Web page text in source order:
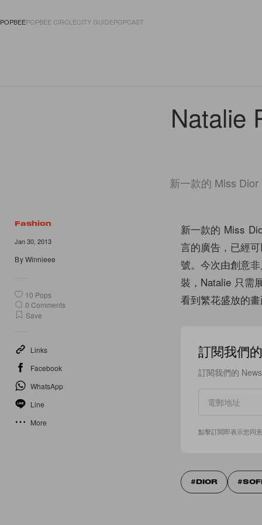
POPBEEPOPBEE CIRCLECITY GUIDEPOPCAST
Natalie
新一款的 Miss
Fashion
Jan 30, 2013
ByWinnieee
10 Pops
0 Comments
Save
Links
Facebook
WhatsApp
Line
More
新一款的 Miss
言的廣告，已經
號。今次由創意
裝，Natalie 只需
看到繁花盛放的
訂閱我們
訂閱我們的
點擊訂閱即表示您同
DIOR